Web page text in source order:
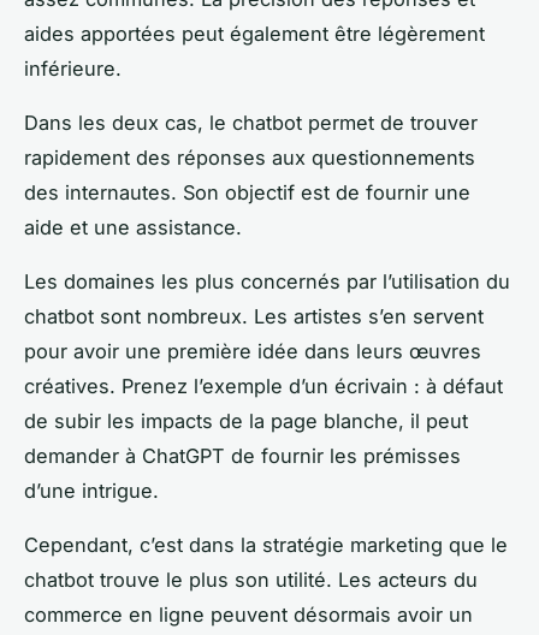
aides apportées peut également être légèrement
inférieure.
Dans les deux cas, le chatbot permet de trouver
rapidement des réponses aux questionnements
des internautes. Son objectif est de fournir une
aide et une assistance.
Les domaines les plus concernés par l’utilisation du
chatbot sont nombreux. Les artistes s’en servent
pour avoir une première idée dans leurs œuvres
créatives. Prenez l’exemple d’un écrivain : à défaut
de subir les impacts de la page blanche, il peut
demander à ChatGPT de fournir les prémisses
d’une intrigue.
Cependant, c’est dans la stratégie marketing que le
chatbot trouve le plus son utilité. Les acteurs du
commerce en ligne peuvent désormais avoir un